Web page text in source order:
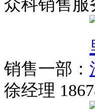
众科销售服
销售一部：
徐经理